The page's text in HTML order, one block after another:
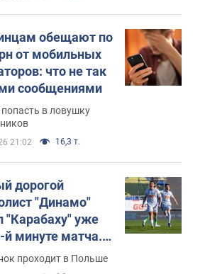
обещают по
от мобильных
что не так
сообщениями
попасть в ловушку
21:02 16,3 т.
дорогой
"Динамо"
"Карабаху" уже
й минуте матча.
проходит в Польше